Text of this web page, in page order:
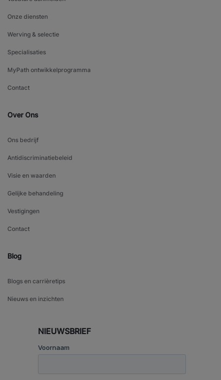
Onze diensten
Werving & selectie
Specialisaties
MyPath ontwikkelprogramma
Contact
Over Ons
Ons bedrijf
Antidiscriminatiebeleid
Visie en waarden
Gelijke behandeling
Vestigingen
Contact
Blog
Blogs en carrièretips
Nieuws en inzichten
NIEUWSBRIEF